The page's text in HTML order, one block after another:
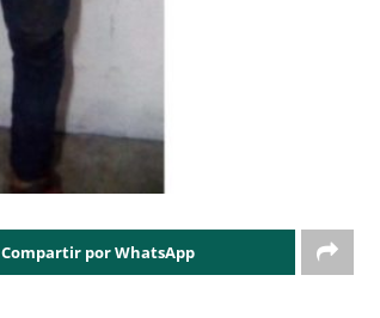
Compartir por WhatsApp